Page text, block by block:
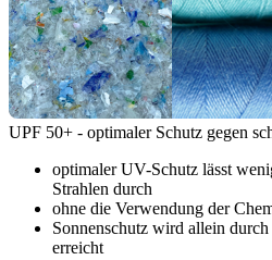
UPF 50+ - optimaler Schutz gegen
optimaler UV-Schutz lässt
Strahlen durch
ohne die Verwendung der
Sonnenschutz wird allein
erreicht